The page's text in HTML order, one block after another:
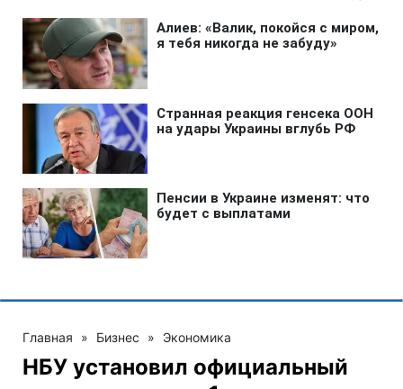
Главная » Бизнес » Экономика
НБУ установил официальный